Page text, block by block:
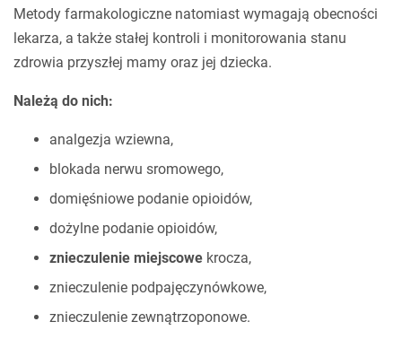
Metody farmakologiczne natomiast wymagają obecności
lekarza, a także stałej kontroli i monitorowania stanu
zdrowia przyszłej mamy oraz jej dziecka.
Należą do nich:
analgezja wziewna,
blokada nerwu sromowego,
domięśniowe podanie opioidów,
dożylne podanie opioidów,
znieczulenie miejscowe krocza,
znieczulenie podpajęczynówkowe,
znieczulenie zewnątrzoponowe.